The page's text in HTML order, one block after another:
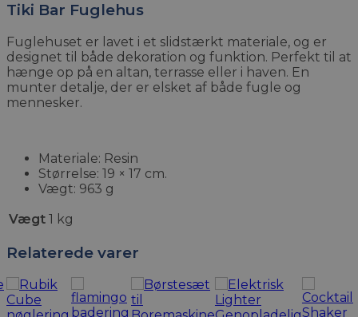
Tiki Bar Fuglehus
Fuglehuset er lavet i et slidstærkt materiale, og er
designet til både dekoration og funktion. Perfekt til at
hænge op på en altan, terrasse eller i haven. En
munter detalje, der er elsket af både fugle og
mennesker.
Materiale: Resin
Størrelse: 19 × 17 cm.
Vægt: 963 g
Vægt 1 kg
Relaterede varer